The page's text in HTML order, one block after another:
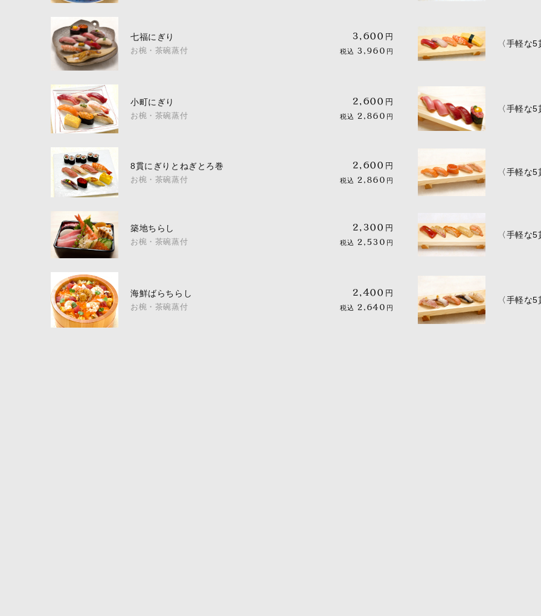
七福にぎり
お椀・茶碗蒸付
3,600 円
税込 3,960 円
小町にぎり
お椀・茶碗蒸付
2,600 円
税込 2,860 円
8貫にぎりとねぎとろ巻
お椀・茶碗蒸付
2,600 円
税込 2,860 円
築地ちらし
お椀・茶碗蒸付
2,300 円
税込 2,530 円
海鮮ばらちらし
お椀・茶碗蒸付
2,400 円
税込 2,640 円
〈手軽な
〈手軽な
〈手軽な
〈手軽な
〈手軽な